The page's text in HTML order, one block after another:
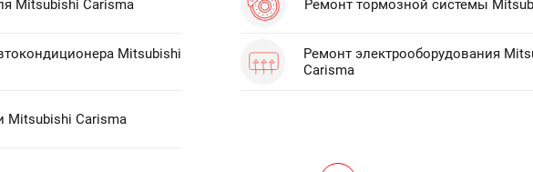
Mitsubishi Carisma Ремонт тормозной системы
Mitsubishi
Ремонт электрооборудования
Carisma
Mitsubishi Carisma